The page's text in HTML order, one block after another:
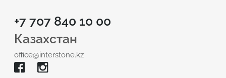
+7 707 840 10 00
Казахстан
office@interstone.kz